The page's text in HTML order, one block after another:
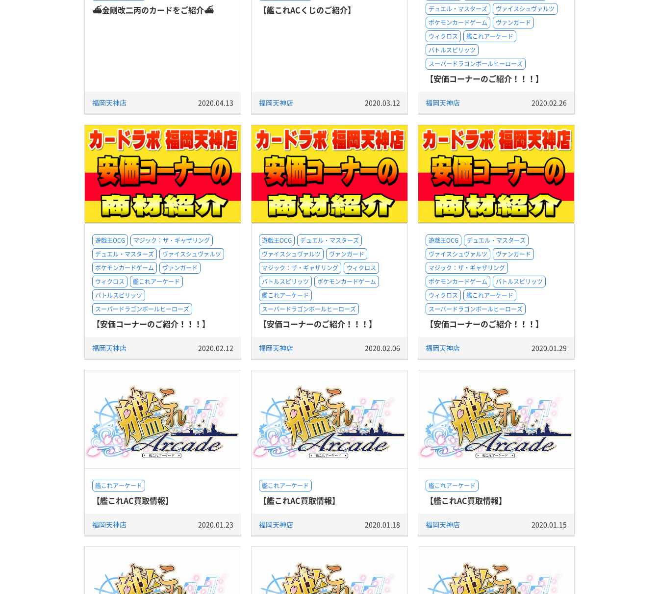
⛴金剛改二丙のカードをご紹介⛴
福岡天神店 2020.04.13
【艦これACくじのご紹介】
福岡天神店 2020.03.12
デュエル・マスターズ
ヴァイスシュヴァルツ
ポケモンカードゲーム
ヴァンガード
ウィクロス
艦これアーケード
バトルスピリッツ
スーパードラゴンボールヒーローズ
【安価コーナーのご紹介！！！】
福岡天神店 2020.02.26
遊戯王OCG
マジック：ザ・ギャザリング
デュエル・マスターズ
ヴァイスシュヴァルツ
ポケモンカードゲーム
ヴァンガード
ウィクロス
艦これアーケード
バトルスピリッツ
スーパードラゴンボールヒーローズ
【安価コーナーのご紹介！！！】
福岡天神店 2020.02.12
遊戯王OCG
デュエル・マスターズ
ヴァイスシュヴァルツ
ヴァンガード
マジック：ザ・ギャザリング
ウィクロス
バトルスピリッツ
ポケモンカードゲーム
艦これアーケード
スーパードラゴンボールヒーローズ
【安価コーナーのご紹介！！！】
福岡天神店 2020.02.06
遊戯王OCG
デュエル・マスターズ
ヴァイスシュヴァルツ
ヴァンガード
マジック：ザ・ギャザリング
ポケモンカードゲーム
バトルスピリッツ
ウィクロス
艦これアーケード
スーパードラゴンボールヒーローズ
【安価コーナーのご紹介！！！】
福岡天神店 2020.01.29
艦これアーケード
【艦これAC買取情報】
福岡天神店 2020.01.23
艦これアーケード
【艦これAC買取情報】
福岡天神店 2020.01.18
艦これアーケード
【艦これAC買取情報】
福岡天神店 2020.01.15